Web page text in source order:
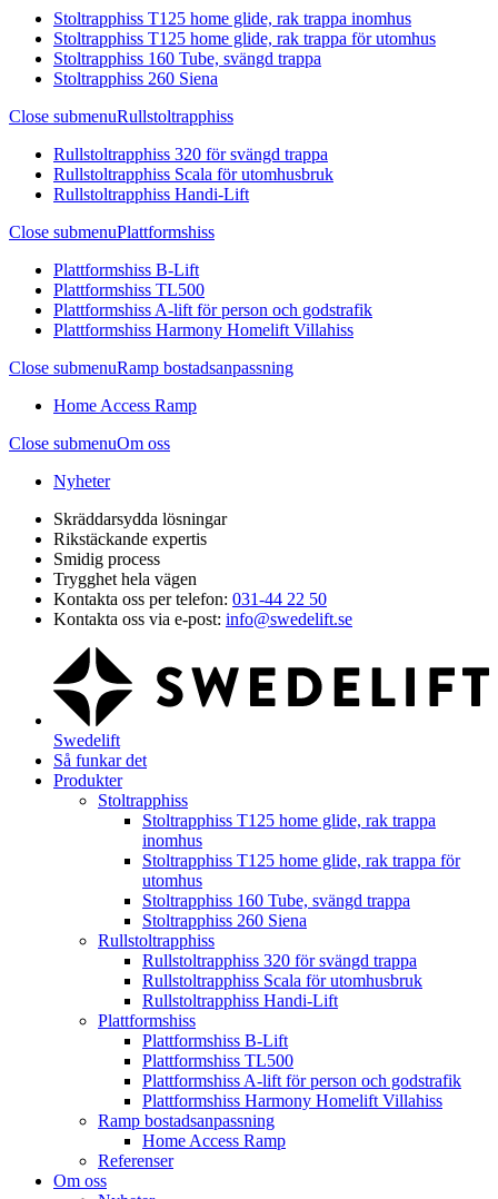
Stoltrapphiss T125 home glide, rak trappa inomhus
Stoltrapphiss T125 home glide, rak trappa för utomhus
Stoltrapphiss 160 Tube, svängd trappa
Stoltrapphiss 260 Siena
Close submenuRullstoltrapphiss
Rullstoltrapphiss 320 för svängd trappa
Rullstoltrapphiss Scala för utomhusbruk
Rullstoltrapphiss Handi-Lift
Close submenuPlattformshiss
Plattformshiss B-Lift
Plattformshiss TL500
Plattformshiss A-lift för person och godstrafik
Plattformshiss Harmony Homelift Villahiss
Close submenuRamp bostadsanpassning
Home Access Ramp
Close submenuOm oss
Nyheter
Skräddarsydda lösningar
Rikstäckande expertis
Smidig process
Trygghet hela vägen
Kontakta oss per telefon: 031-44 22 50
Kontakta oss via e-post: info@swedelift.se
Swedelift
Så funkar det
Produkter
Stoltrapphiss
Stoltrapphiss T125 home glide, rak trappa
inomhus
Stoltrapphiss T125 home glide, rak trappa för
utomhus
Stoltrapphiss 160 Tube, svängd trappa
Stoltrapphiss 260 Siena
Rullstoltrapphiss
Rullstoltrapphiss 320 för svängd trappa
Rullstoltrapphiss Scala för utomhusbruk
Rullstoltrapphiss Handi-Lift
Plattformshiss
Plattformshiss B-Lift
Plattformshiss TL500
Plattformshiss A-lift för person och godstrafik
Plattformshiss Harmony Homelift Villahiss
Ramp bostadsanpassning
Home Access Ramp
Referenser
Om oss